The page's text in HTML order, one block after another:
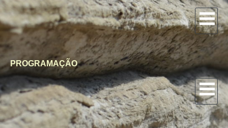
PROGRAMAÇÃO